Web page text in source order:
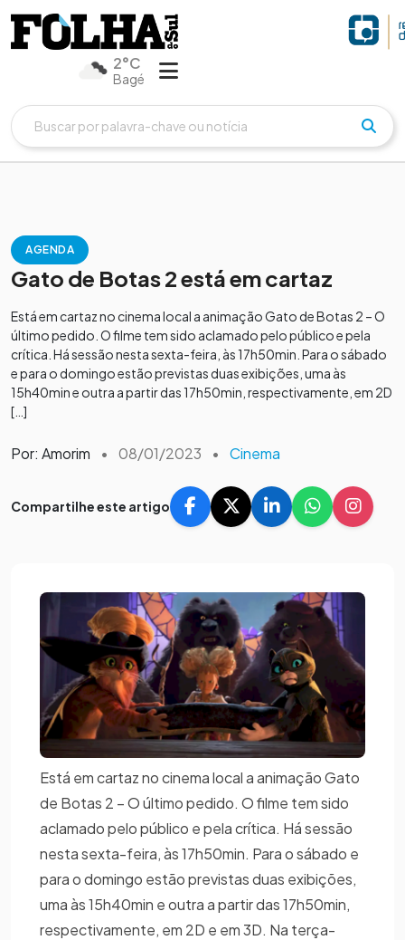
2°C
Bagé
AGENDA
Gato de Botas 2 está em cartaz
Está em cartaz no cinema local a animação Gato de Botas 2 – O
último pedido. O filme tem sido aclamado pelo público e pela
crítica. Há sessão nesta sexta-feira, às 17h50min. Para o sábado
e para o domingo estão previstas duas exibições, uma às
15h40min e outra a partir das 17h50min, respectivamente, em 2D
[…]
Por: Amorim • 08/01/2023 • Cinema
Compartilhe este artigo
Está em cartaz no cinema local a animação Gato
de Botas 2 – O último pedido. O filme tem sido
aclamado pelo público e pela crítica. Há sessão
nesta sexta-feira, às 17h50min. Para o sábado e
para o domingo estão previstas duas exibições,
uma às 15h40min e outra a partir das 17h50min,
respectivamente, em 2D e em 3D. Na terça-